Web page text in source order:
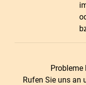
Probleme
Rufen Sie uns an